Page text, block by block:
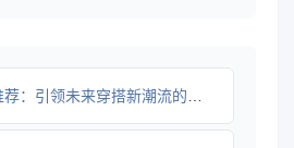
：引领未来穿搭新潮流的秘密武器